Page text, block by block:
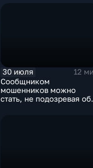
30 июля
12
Сообщником
мошенников можно
стать, не подозревая об